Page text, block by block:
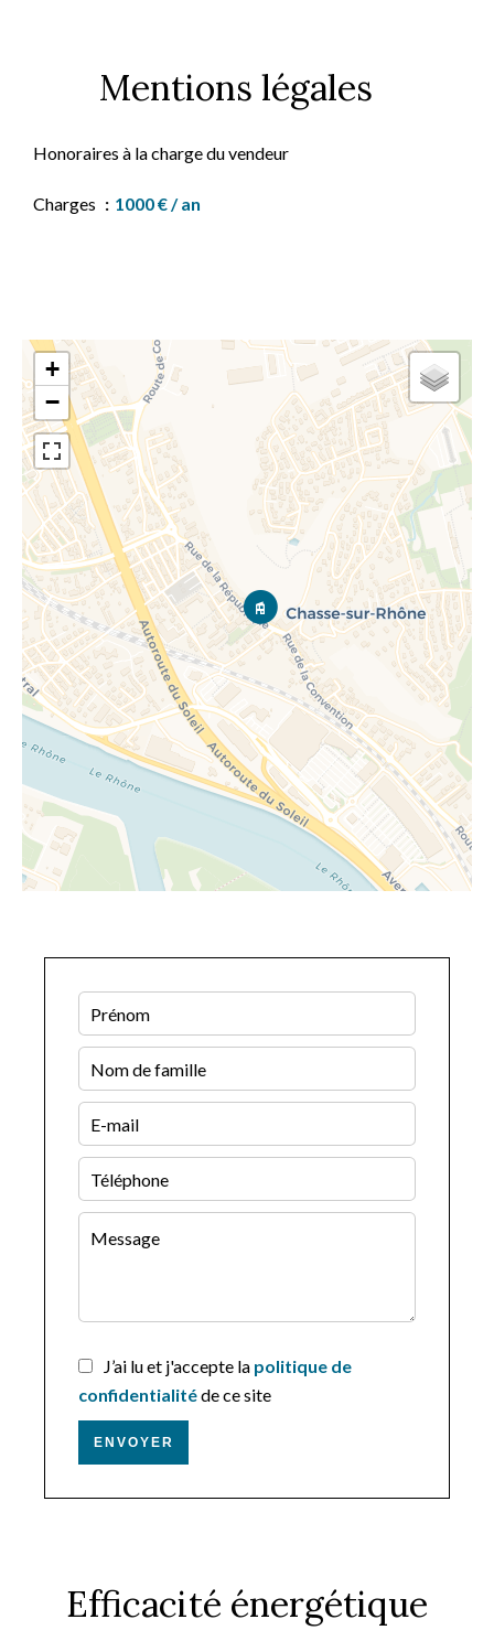
Mentions légales
Honoraires à la charge du vendeur
Charges 1000 € / an
+
−
J’ai lu et j'accepte la politique de
confidentialitéde ce site
ENVOYER
Efficacité énergétique